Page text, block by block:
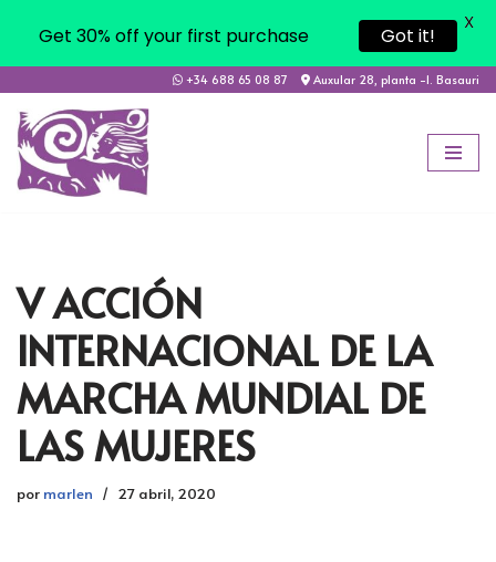
Saltar
al
contenido
+34 688 65 08 87 Auxular 28, planta -1. Basauri
V ACCIÓN
INTERNACIONAL DE LA
MARCHA MUNDIAL DE
LAS MUJERES
por marlen 27 abril, 2020
Get 30% off your first purchase Got it!
X